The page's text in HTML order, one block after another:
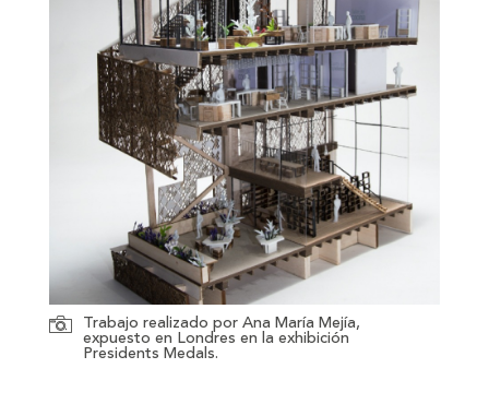
Trabajo realizado por Ana María Mejía,
expuesto en Londres en la exhibición
Presidents Medals.